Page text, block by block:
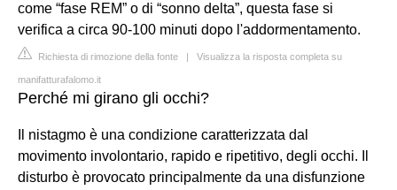
come “fase REM” o di “sonno delta”, questa fase si
verifica a circa 90-100 minuti dopo l'addormentamento.
Richiesta di rimozione della fonte | Visualizza la risposta completa su
manifatturafalomo.it
Perché mi girano gli occhi?
Il nistagmo è una condizione caratterizzata dal
movimento involontario, rapido e ripetitivo, degli occhi. Il
disturbo è provocato principalmente da una disfunzione